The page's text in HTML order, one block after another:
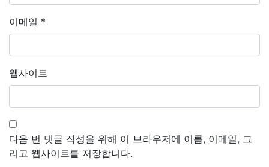
이메일 *
웹사이트
다음 번 댓글 작성을 위해 이 브라우저에 이름, 이메일, 그
리고 웹사이트를 저장합니다.